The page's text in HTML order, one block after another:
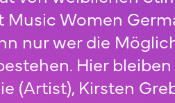
Music Women
nur wer die
Hier
(Artist), Kirsten